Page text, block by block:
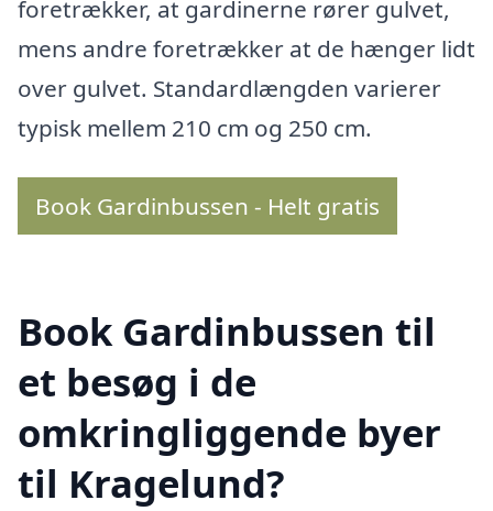
foretrækker, at gardinerne rører gulvet,
mens andre foretrækker at de hænger lidt
over gulvet. Standardlængden varierer
typisk mellem 210 cm og 250 cm.
Book Gardinbussen - Helt gratis
Book Gardinbussen til
et besøg i de
omkringliggende byer
til Kragelund?